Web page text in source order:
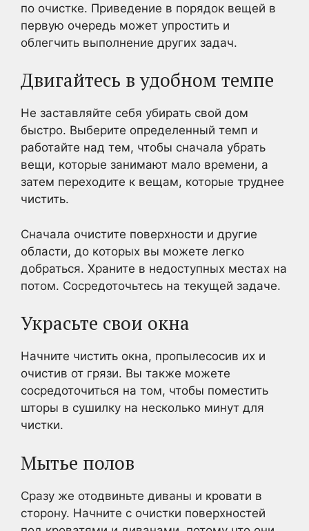
по очистке. Приведение в порядок вещей в
первую очередь может упростить и
облегчить выполнение других задач.
Двигайтесь в удобном темпе
Не заставляйте себя убирать свой дом
быстро. Выберите определенный темп и
работайте над тем, чтобы сначала убрать
вещи, которые занимают мало времени, а
затем переходите к вещам, которые труднее
чистить.
Сначала очистите поверхности и другие
области, до которых вы можете легко
добраться. Храните в недоступных местах на
потом. Сосредоточьтесь на текущей задаче.
Украсьте свои окна
Начните чистить окна, пропылесосив их и
очистив от грязи. Вы также можете
сосредоточиться на том, чтобы поместить
шторы в сушилку на несколько минут для
чистки.
Мытье полов
Сразу же отодвиньте диваны и кровати в
сторону. Начните с очистки поверхностей